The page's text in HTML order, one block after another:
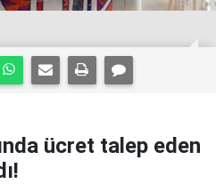
ücret talep eden